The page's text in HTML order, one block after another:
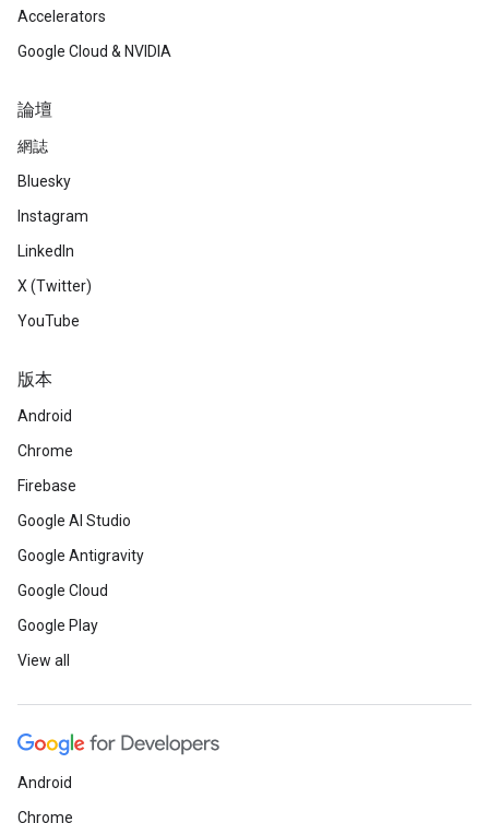
Accelerators
Google Cloud & NVIDIA
論壇
網誌
Bluesky
Instagram
LinkedIn
X (Twitter)
YouTube
版本
Android
Chrome
Firebase
Google AI Studio
Google Antigravity
Google Cloud
Google Play
View all
Android
Chrome